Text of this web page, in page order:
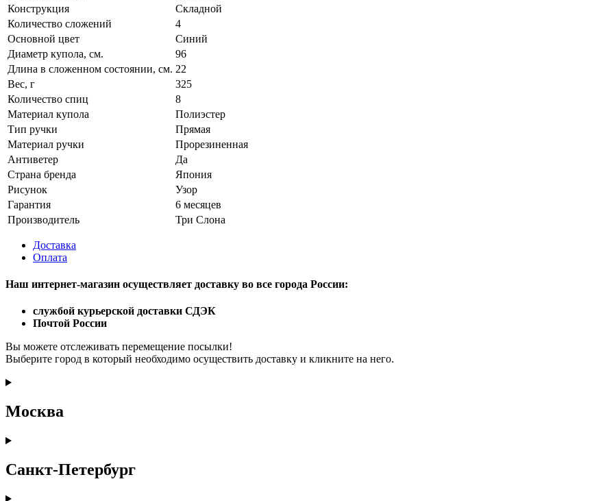
Конструкция
Складной
Количество сложений
4
Основной цвет
Синий
Диаметр купола, см.
96
Длина в сложенном состоянии, см. 22
Вес, г
325
Количество спиц
8
Материал купола
Полиэстер
Тип ручки
Прямая
Материал ручки
Прорезиненная
Антиветер
Да
Страна бренда
Япония
Рисунок
Узор
Гарантия
6 месяцев
Производитель
Три Слона
Доставка
Оплата
Наш интернет-магазин осуществляет доставку во все города России:
службой курьерской доставки СДЭК
Почтой России
Вы можете отслеживать перемещение посылки!
Выберите город в который необходимо осуществить доставку и кликните на него.
Москва
Санкт-Петербург